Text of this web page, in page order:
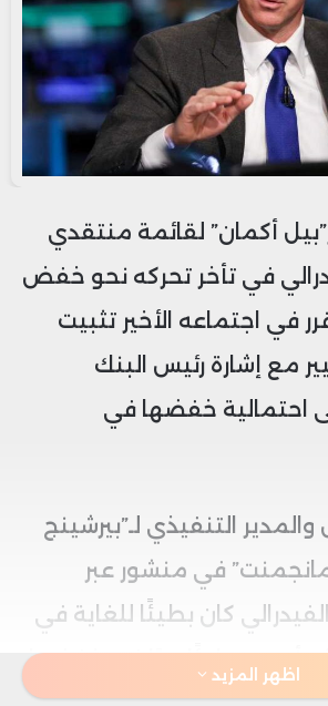
أكمان” لقائمة منتقدي
في تأخر تحركه نحو خفض
قرر في اجتماعه الأخير تثبيت
مع إشارة رئيس البنك
احتمالية خفضها في
التنفيذي لـ”بيرشينج
مانجمنت” في منشور عبر
كان بطيئًا للغاية في
أصبح بطيئًا جدًا في خفضها.
اظهر المزيد